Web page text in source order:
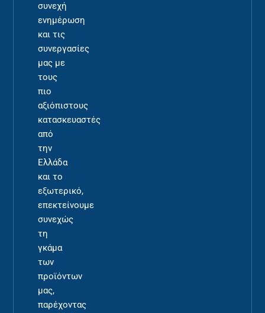
συνεχή
ενημέρωση
και τις
συνεργασίες
μας με
τους
πιο
αξιόπιστους
κατασκευαστές
από
την
Ελλάδα
και το
εξωτερικό,
επεκτείνουμε
συνεχώς
τη
γκάμα
των
προϊόντων
μας,
παρέχοντας